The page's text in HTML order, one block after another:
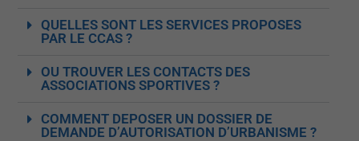
QUELLES SONT LES SERVICES PROPOSES
PAR LE CCAS ?
OU TROUVER LES CONTACTS DES
ASSOCIATIONS SPORTIVES ?
COMMENT DEPOSER UN DOSSIER DE
DEMANDE D’AUTORISATION D’URBANISME ?